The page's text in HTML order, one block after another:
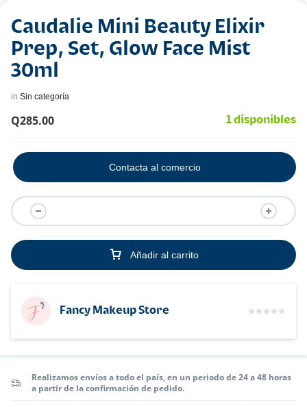
Caudalie Mini Beauty Elixir
Prep, Set, Glow Face Mist
30ml
in Sin categoría
Q285.00 1 disponibles
Añadir al carrito
Contacta al comercio
Fancy Makeup Store
Realizamos envíos a todo el país, en un periodo de 24 a 48 horas
a partir de la confirmación de pedido.